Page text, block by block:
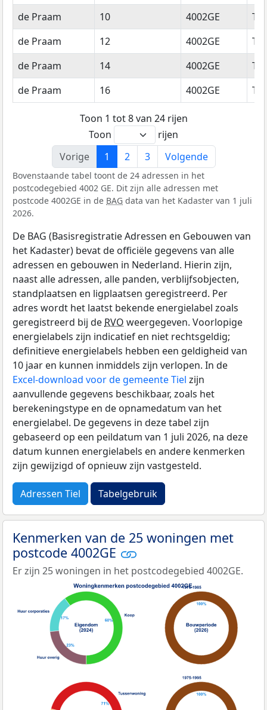
de Praam
10 4002GE
Tiel
de Praam
12 4002GE
Tiel
de Praam
14 4002GE
Tiel
de Praam
16 4002GE Tiel
Toon 1 tot 8 van 24 rijen
Toon
rijen
Vorige
1 2 3 Volgende
Bovenstaande tabel toont de 24 adressen in het
postcodegebied 4002 GE. Dit zijn alle adressen met
postcode 4002GE in de BAG data van het Kadaster van 1 juli
2026.
De BAG (Basisregistratie Adressen en Gebouwen van
het Kadaster) bevat de officiële gegevens van alle
adressen en gebouwen in Nederland. Hierin zijn,
naast alle adressen, alle panden, verblijfsobjecten,
standplaatsen en ligplaatsen geregistreerd. Per
adres wordt het laatst bekende energielabel zoals
geregistreerd bij de RVO weergegeven. Voorlopige
energielabels zijn indicatief en niet rechtsgeldig;
definitieve energielabels hebben een geldigheid van
10 jaar en kunnen inmiddels zijn verlopen. In de
Excel-download voor de gemeente Tiel zijn
aanvullende gegevens beschikbaar, zoals het
berekeningstype en de opnamedatum van het
energielabel. De gegevens in deze tabel zijn
gebaseerd op een peildatum van 1 juli 2026, na deze
datum kunnen energielabels en andere kenmerken
zijn gewijzigd of opnieuw zijn vastgesteld.
Adressen Tiel Tabelgebruik
Kenmerken van de 25 woningen met
postcode 4002GE
Er zijn 25 woningen in het postcodegebied 4002GE.